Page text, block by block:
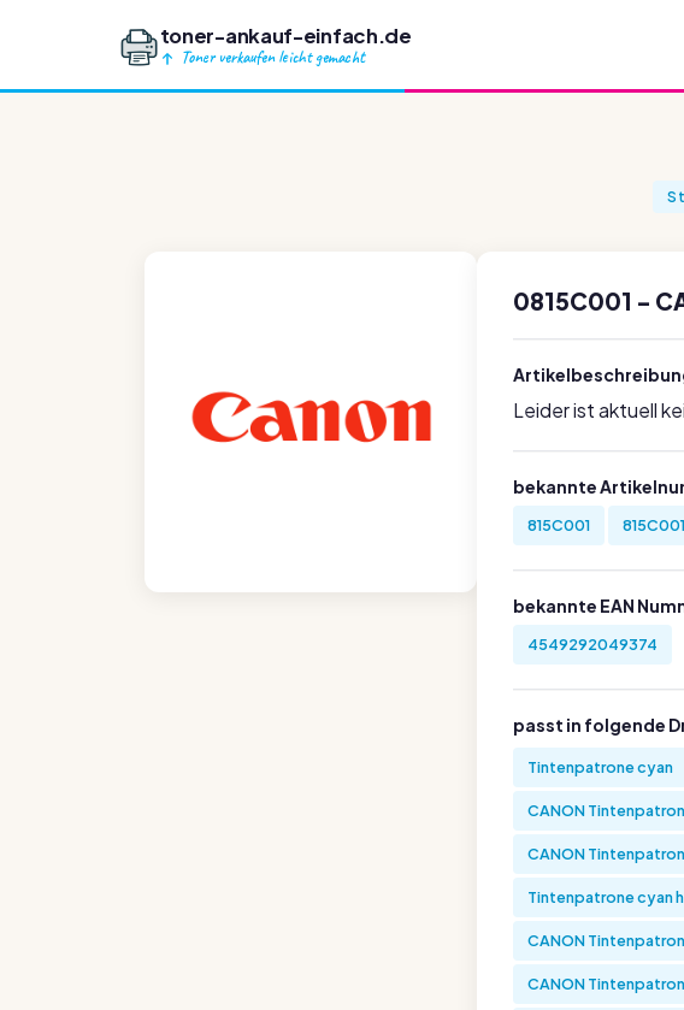
toner-ankauf-einfach.de
Toner verkaufen leicht gemacht
0815C001 -
Leider ist aktuell
bekannte
815C001
bekannte EAN
4549292049374
passt in folgende
Tintenpatrone cyan
CANON
CANON
Tintenpatrone cyan
CANON
CANON